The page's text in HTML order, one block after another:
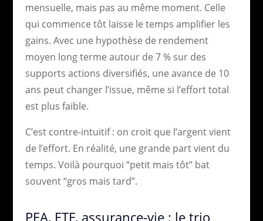
mensuelle, mais pas au même moment. Celle
qui commence tôt laisse le temps amplifier les
gains. Avec une hypothèse de rendement
moyen long terme autour de 7 % sur des
supports actions diversifiés, une avance de 10
ans peut changer l’issue, même si l’effort total
est plus faible.
C’est contre-intuitif : on croit que l’argent vient
de l’effort. En réalité, une grande part vient du
temps. Voilà pourquoi “petit mais tôt” bat
souvent “gros mais tard”.
PEA, ETF, assurance-vie : le trio